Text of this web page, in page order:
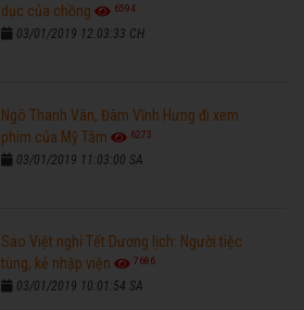
dục của chồng
6594
03/01/2019 12:03:33 CH
Ngô Thanh Vân, Đàm Vĩnh Hưng đi xem
phim của Mỹ Tâm
6273
03/01/2019 11:03:00 SA
Sao Việt nghỉ Tết Dương lịch: Người tiệc
tùng, kẻ nhập viện
7686
03/01/2019 10:01:54 SA